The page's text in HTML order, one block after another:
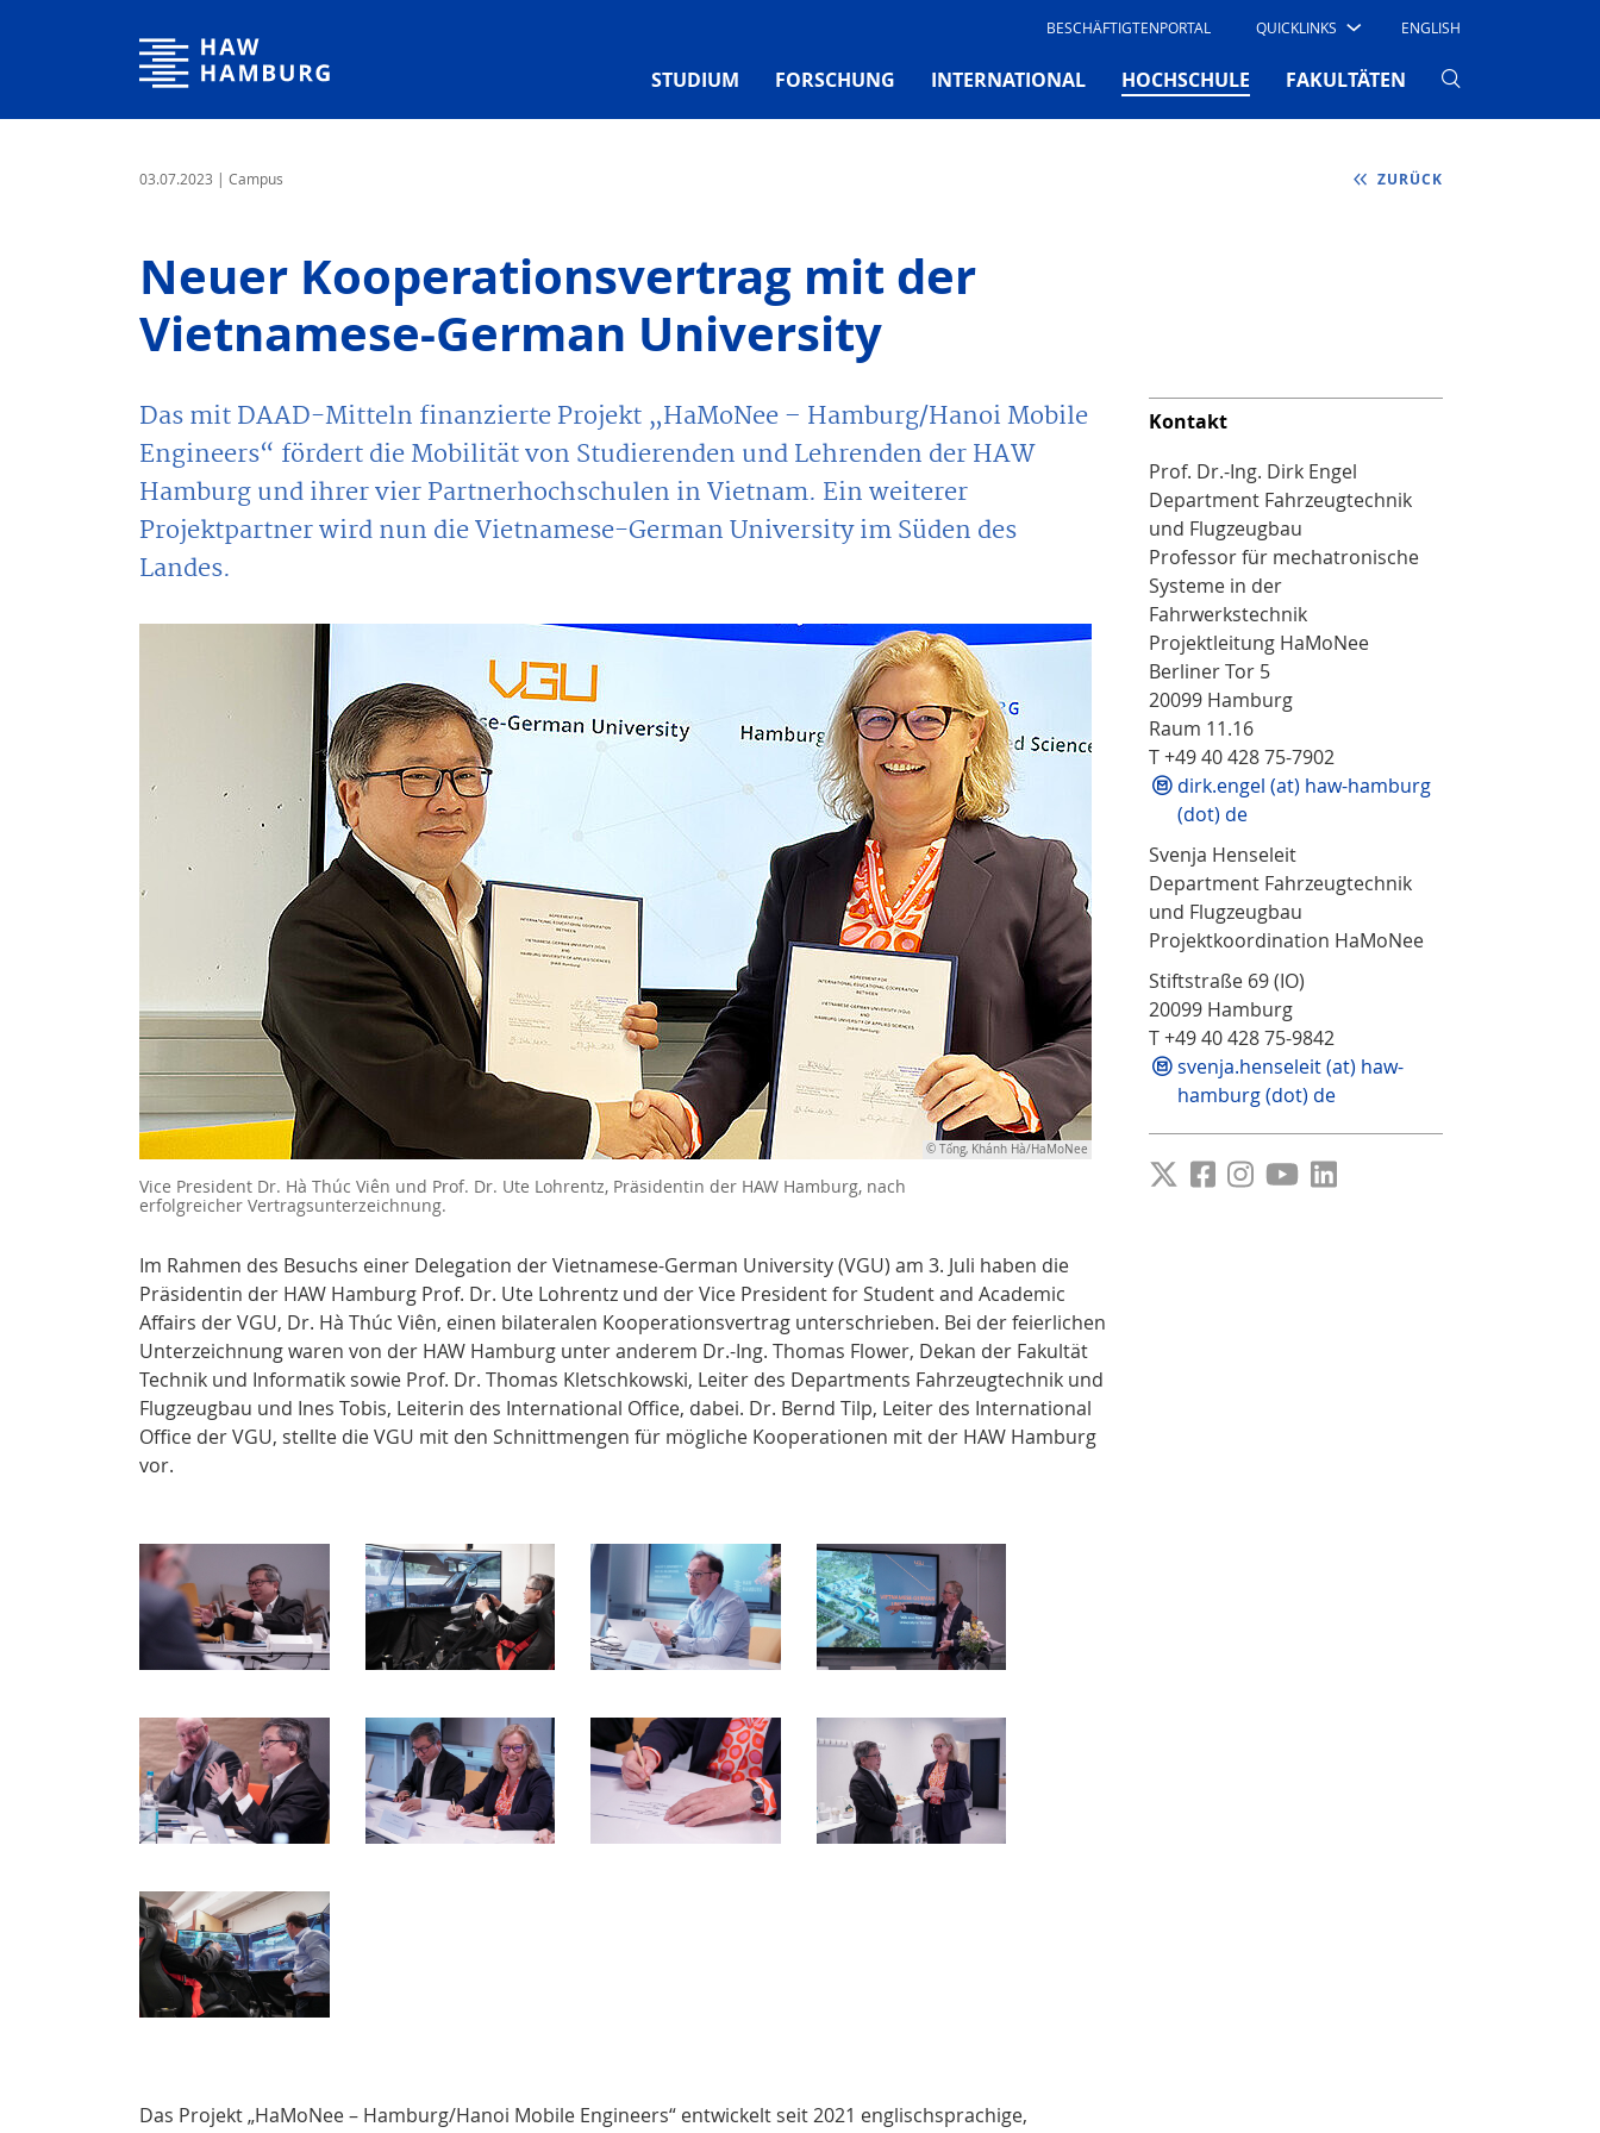
Hochschule für Angewandte Wissenschaften Hamburg BESCHÄFTIGTENPORTAL QUICKLINKS ENGLISH
STUDIUM FORSCHUNG INTERNATIONAL HOCHSCHULE (CURRENT)
FAKULTÄTEN
03.07.2023 | Campus ZURÜCK
Neuer Kooperationsvertrag mit der
Vietnamese-German University
Das mit DAAD-Mitteln finanzierte Projekt „HaMoNee – Hamburg/Hanoi Mobile
Engineers“ fördert die Mobilität von Studierenden und Lehrenden der HAW
Hamburg und ihrer vier Partnerhochschulen in Vietnam. Ein weiterer
Projektpartner wird nun die Vietnamese-German University im Süden des
Landes.
© Tống, Khánh Hà/HaMoNee
Vice President Dr. Hà Thúc Viên und Prof. Dr. Ute Lohrentz, Präsidentin der HAW Hamburg, nach
erfolgreicher Vertragsunterzeichnung.
Im Rahmen des Besuchs einer Delegation der Vietnamese-German University (VGU) am 3. Juli haben die
Präsidentin der HAW Hamburg Prof. Dr. Ute Lohrentz und der Vice President for Student and Academic
Affairs der VGU, Dr. Hà Thúc Viên, einen bilateralen Kooperationsvertrag unterschrieben. Bei der feierlichen
Unterzeichnung waren von der HAW Hamburg unter anderem Dr.-Ing. Thomas Flower, Dekan der Fakultät
Technik und Informatik sowie Prof. Dr. Thomas Kletschkowski, Leiter des Departments Fahrzeugtechnik und
Flugzeugbau und Ines Tobis, Leiterin des International Office, dabei. Dr. Bernd Tilp, Leiter des International
Office der VGU, stellte die VGU mit den Schnittmengen für mögliche Kooperationen mit der HAW Hamburg
vor.
Das Projekt „HaMoNee – Hamburg/Hanoi Mobile Engineers“ entwickelt seit 2021 englischsprachige,
Kontakt
Prof. Dr.-Ing. Dirk Engel
Department Fahrzeugtechnik
und Flugzeugbau
Professor für mechatronische
Systeme in der
Fahrwerkstechnik
Projektleitung HaMoNee
Berliner Tor 5
20099 Hamburg
Raum 11.16
T +49 40 428 75-7902
dirk.engel (at) haw-hamburg
(dot) de
Svenja Henseleit
Department Fahrzeugtechnik
und Flugzeugbau
Projektkoordination HaMoNee
Stiftstraße 69 (IO)
20099 Hamburg
T +49 40 428 75-9842
svenja.henseleit (at) haw-
hamburg (dot) de